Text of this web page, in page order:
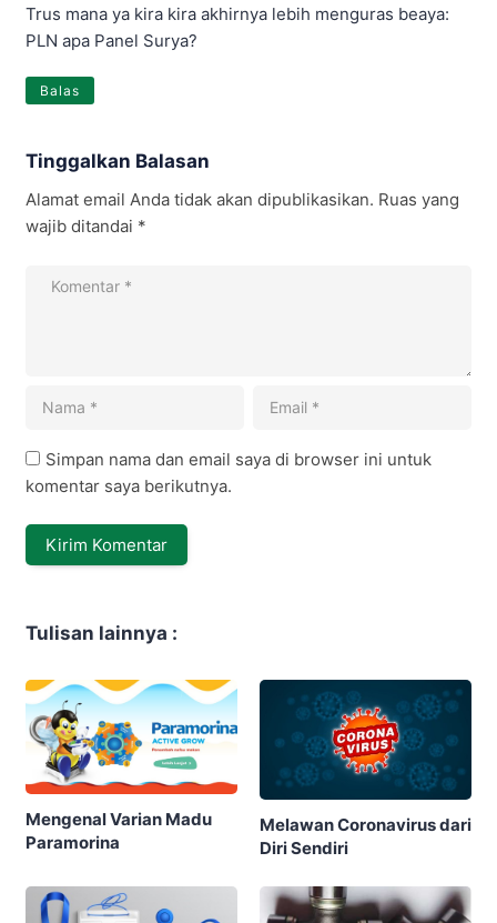
Trus mana ya kira kira akhirnya lebih menguras beaya:
PLN apa Panel Surya?
Balas
Tinggalkan Balasan
Alamat email Anda tidak akan dipublikasikan. Ruas yang
wajib ditandai *
Simpan nama dan email saya di browser ini untuk
komentar saya berikutnya.
Tulisan lainnya :
Mengenal Varian Madu
Paramorina
Melawan Coronavirus dari
Diri Sendiri